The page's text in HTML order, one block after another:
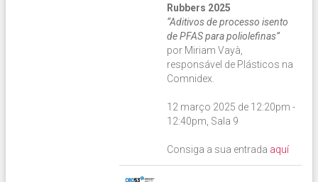
Rubbers 2025
“Aditivos de processo isento
de PFAS para poliolefinas”
por Miriam Vayà,
responsável de Plásticos na
Comnidex.
12 março 2025 de 12:20pm -
12:40pm, Sala 9
Consiga a sua entrada aquí